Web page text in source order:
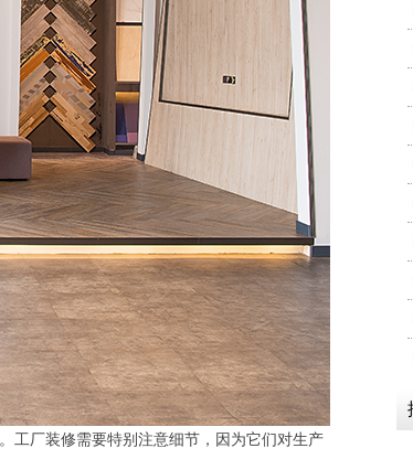
厂装修需要特别注意细节，因为它们对生产